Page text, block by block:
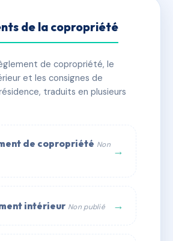
FRANCOIS
75015 Paris
🏠 28 lots 🏗 1 bâtiment(s)
Digital 💬 WhatsApp
de la copropriété
de copropriété, le
et les consignes de
traduits en plusieurs
de copropriété Non →
intérieur Non publié →